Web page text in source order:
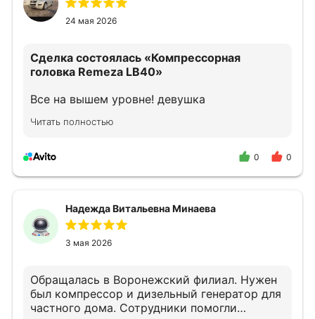
24 мая 2026
Сделка состоялась «Компрессорная
головка Remeza LB40»
Все на вышем уровне! девушка
Читать полностью
0 0
Надежда Витальевна Минаева
3 мая 2026
Обращалась в Воронежский филиал. Нужен
был компрессор и дизельный генератор для
частного дома. Сотрудники помогли